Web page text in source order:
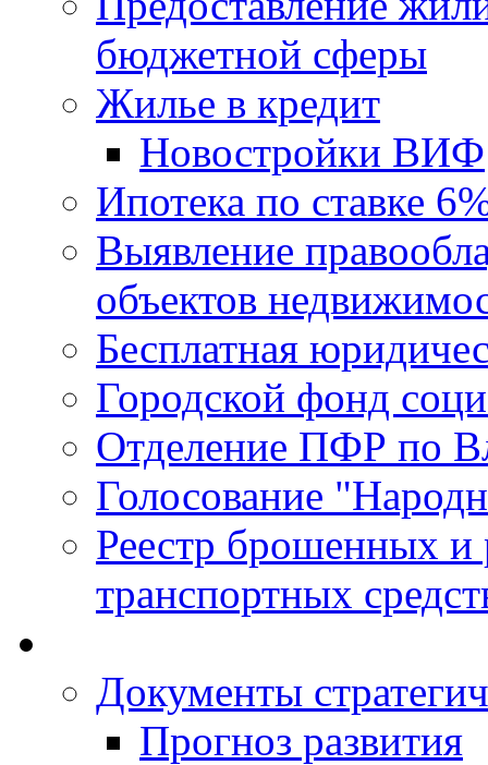
бюджетной сферы
Жилье в кредит
Новостройки ВИФ
Ипотека по ставке
Выявление
объектов
Бесплатная
Городской фонд
Отделение ПФР по
Голосование
Реестр брошенных и
транспортных
Документы
Прогноз развития